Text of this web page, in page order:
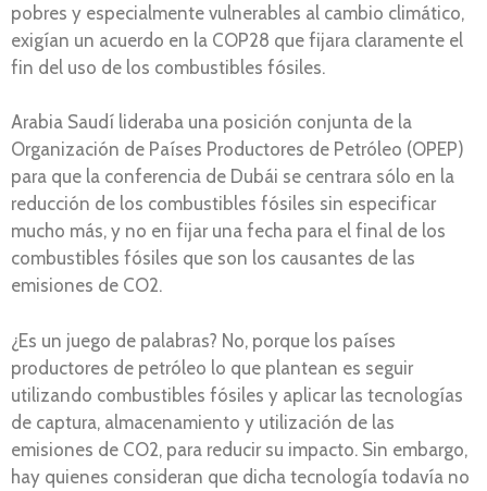
pobres y especialmente vulnerables al cambio climático,
exigían un acuerdo en la COP28 que fijara claramente el
fin del uso de los combustibles fósiles.
Arabia Saudí lideraba una posición conjunta de la
Organización de Países Productores de Petróleo (OPEP)
para que la conferencia de Dubái se centrara sólo en la
reducción de los combustibles fósiles sin especificar
mucho más, y no en fijar una fecha para el final de los
combustibles fósiles que son los causantes de las
emisiones de CO2.
¿Es un juego de palabras? No, porque los países
productores de petróleo lo que plantean es seguir
utilizando combustibles fósiles y aplicar las tecnologías
de captura, almacenamiento y utilización de las
emisiones de CO2, para reducir su impacto. Sin embargo,
hay quienes consideran que dicha tecnología todavía no